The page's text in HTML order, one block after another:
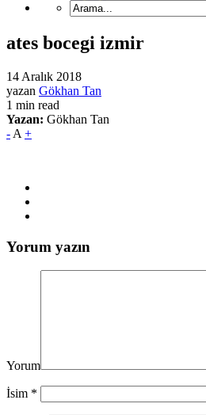
ates bocegi izmir
14 Aralık 2018
yazan Gökhan Tan
1 min read
Yazan: Gökhan Tan
- A +
Yorum yazın
Yorum
İsim *